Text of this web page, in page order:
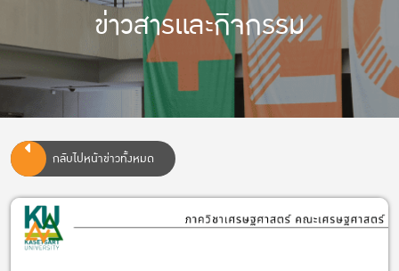
ข่าวสารและกิจกรรม
กลับไปหน้าข่าวทั้งหมด